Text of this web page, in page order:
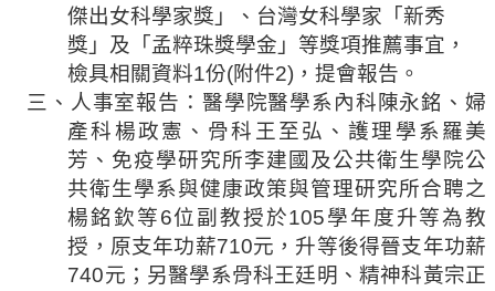
議
傑出女科學家獎」、台灣女科學家「新秀
獎」及「孟粹珠獎學金」等獎項推薦事宜，
檢具相關資料1份(附件2) ，提會報告。
三、人事室報告： 醫學院醫學系內科陳永銘、婦
產科楊政憲、骨科王至弘、護理學系羅美
芳、免疫學研究所李建國及公共衛生學院公
共衛生學系與健康政策與管理研究所合聘之
楊銘欽等6位副教授於105學年度升等為教
授，原支年功薪710元，升等後得晉支年功薪
740元；另醫學系骨科王廷明、精神科黃宗正